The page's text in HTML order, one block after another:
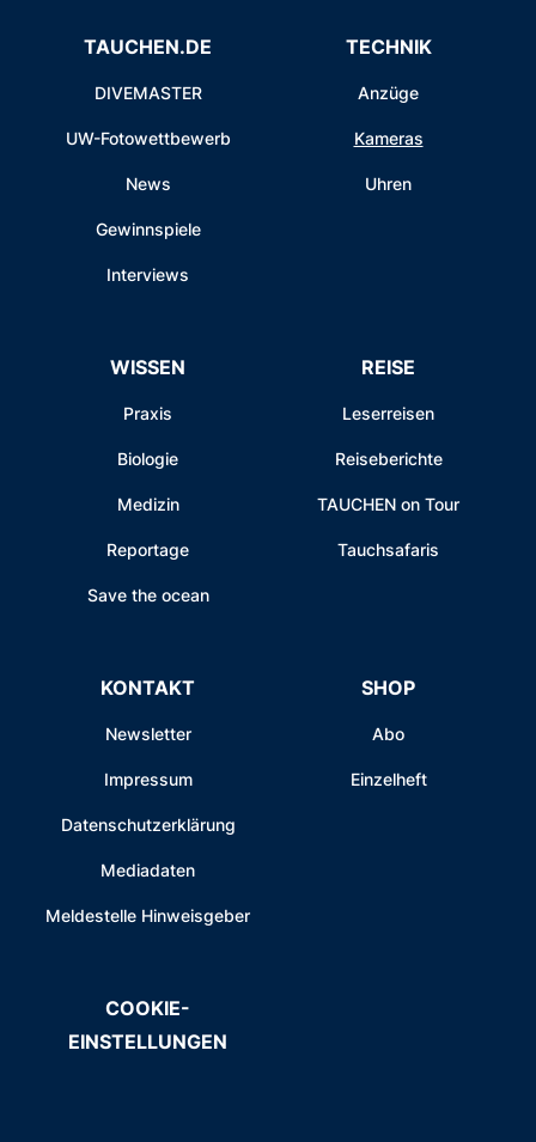
TAUCHEN.DE
DIVEMASTER
UW-Fotowettbewerb
News
Gewinnspiele
Interviews
TECHNIK
Anzüge
Kameras
Uhren
WISSEN
Praxis
Biologie
Medizin
Reportage
Save the ocean
REISE
Leserreisen
Reiseberichte
TAUCHEN on Tour
Tauchsafaris
KONTAKT
Newsletter
Impressum
Datenschutzerklärung
Mediadaten
Meldestelle Hinweisgeber
SHOP
Abo
Einzelheft
COOKIE-
EINSTELLUNGEN